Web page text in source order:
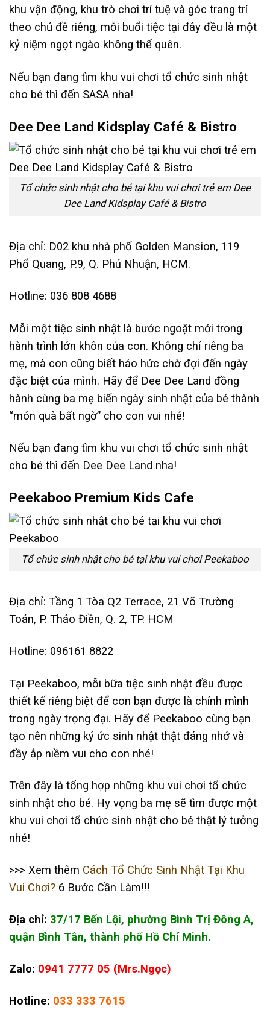
khu vận động, khu trò chơi trí tuệ và góc trang trí
theo chủ đề riêng, mỗi buổi tiệc tại đây đều là một
kỷ niệm ngọt ngào không thể quên.
Nếu bạn đang tìm khu vui chơi tổ chức sinh nhật
cho bé thì đến SASA nha!
Dee Dee Land Kidsplay Café & Bistro
Tổ chức sinh nhật cho bé tại khu vui chơi trẻ em Dee
Dee Land Kidsplay Café & Bistro
Địa chỉ: D02 khu nhà phố Golden Mansion, 119
Phổ Quang, P.9, Q. Phú Nhuận, HCM.
Hotline: 036 808 4688
Mỗi một tiệc sinh nhật là bước ngoặt mới trong
hành trình lớn khôn của con. Không chỉ riêng ba
mẹ, mà con cũng biết háo hức chờ đợi đến ngày
đặc biệt của mình. Hãy để Dee Dee Land đồng
hành cùng ba mẹ biến ngày sinh nhật của bé thành
“món quà bất ngờ” cho con vui nhé!
Nếu bạn đang tìm khu vui chơi tổ chức sinh nhật
cho bé thì đến Dee Dee Land nha!
Peekaboo Premium Kids Cafe
Tổ chức sinh nhật cho bé tại khu vui chơi Peekaboo
Địa chỉ: Tầng 1 Tòa Q2 Terrace, 21 Võ Trường
Toản, P. Thảo Điền, Q. 2, TP. HCM
Hotline: 096161 8822
Tại Peekaboo, mỗi bữa tiệc sinh nhật đều được
thiết kế riêng biệt để con bạn được là chính mình
trong ngày trọng đại. Hãy để Peekaboo cùng bạn
tạo nên những ký ức sinh nhật thật đáng nhớ và
đầy ắp niềm vui cho con nhé!
Trên đây là tổng hợp những khu vui chơi tổ chức
sinh nhật cho bé. Hy vọng ba mẹ sẽ tìm được một
khu vui chơi tổ chức sinh nhật cho bé thật lý tưởng
nhé!
>>> Xem thêm Cách Tổ Chức Sinh Nhật Tại Khu
Vui Chơi? 6 Bước Cần Làm!!!
Địa chỉ: 37/17 Bến Lội, phường Bình Trị Đông A,
quận Bình Tân, thành phố Hồ Chí Minh.
Zalo: 0941 7777 05 (Mrs.Ngọc)
Hotline: 033 333 7615